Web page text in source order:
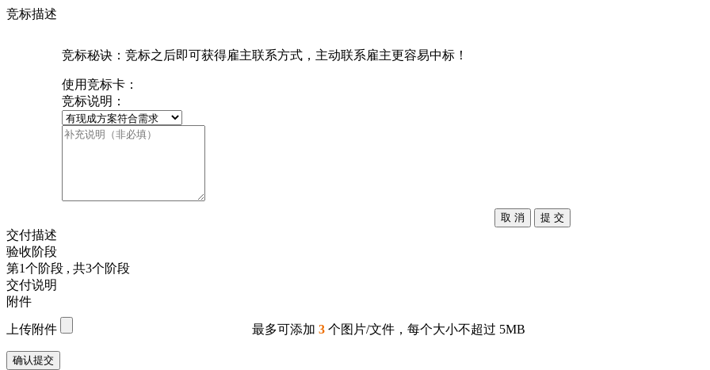
竞标描述
竞标秘诀：竞标之后即可获得雇主联系方式，主动联系雇主更容易中标！
使用竞标卡：
竞标说明：
取 消 提 交
交付描述
验收阶段
第1个阶段 , 共3个阶段
交付说明
附件
上传附件 最多可添加 3 个图片/文件，每个大小不超过 5MB
确认提交